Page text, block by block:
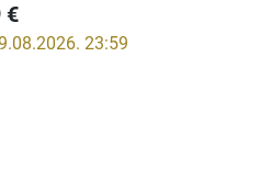
€
23:59